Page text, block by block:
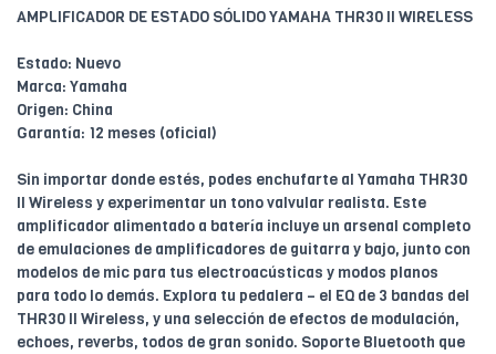
AMPLIFICADOR DE ESTADO SÓLIDO YAMAHA THR30 II WIRELESS
Estado: Nuevo
Marca: Yamaha
Origen: China
Garantía: 12 meses (oficial)
Sin importar donde estés, podes enchufarte al Yamaha THR30
II Wireless y experimentar un tono valvular realista. Este
amplificador alimentado a batería incluye un arsenal completo
de emulaciones de amplificadores de guitarra y bajo, junto con
modelos de mic para tus electroacústicas y modos planos
para todo lo demás. Explora tu pedalera – el EQ de 3 bandas del
THR30 II Wireless, y una selección de efectos de modulación,
echoes, reverbs, todos de gran sonido. Soporte Bluetooth que